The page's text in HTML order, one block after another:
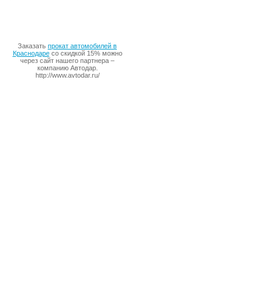
Заказать прокат автомобилей в
Краснодаресо скидкой 15% можно
через сайт нашего партнера –
компанию Автодар.
http://www.avtodar.ru/